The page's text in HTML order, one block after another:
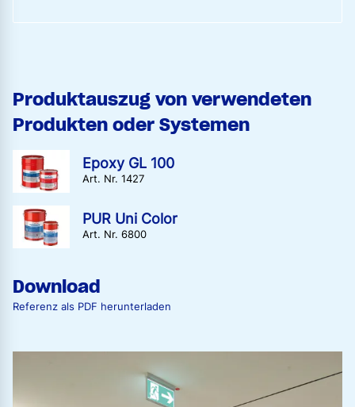
Produktauszug von verwendeten
Produkten oder Systemen
Epoxy GL 100
Art. Nr. 1427
PUR Uni Color
Art. Nr. 6800
Download
Referenz als PDF herunterladen